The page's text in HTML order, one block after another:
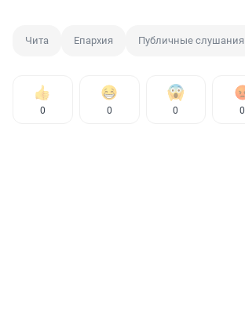
Чита Епархия Публичные слушания
0 0 0 0